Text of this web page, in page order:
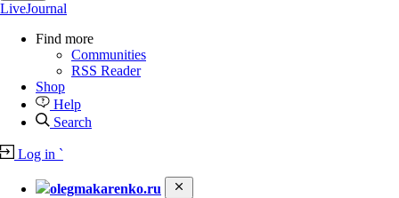
LiveJournal
Find more
Communities
RSS Reader
Shop
Help
Search
Log in `
olegmakarenko.ru